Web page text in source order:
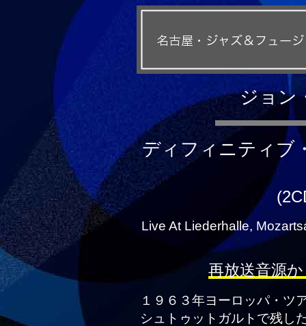
ジョン
ディフィニティブ
Live At Liederhalle,
再放送音源
１９６３年ヨーロッパ・ツ
シュトゥットガルトで残し